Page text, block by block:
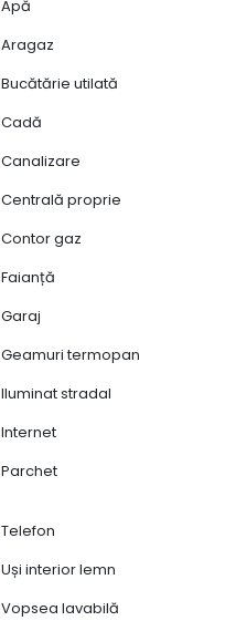
Apă
Aragaz
Bucătărie utilată
Cadă
Canalizare
Centrală proprie
Contor gaz
Faianță
Garaj
Geamuri termopan
Iluminat stradal
Internet
Parchet
Telefon
Uși interior lemn
Vopsea lavabilă